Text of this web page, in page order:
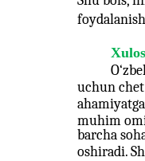
uchun
muhim
barcha
oshiradi.